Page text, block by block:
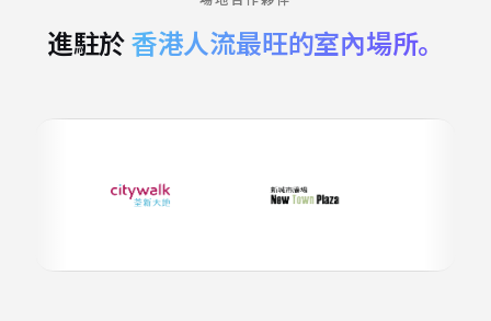
進駐於香港人流最旺的室內場所。